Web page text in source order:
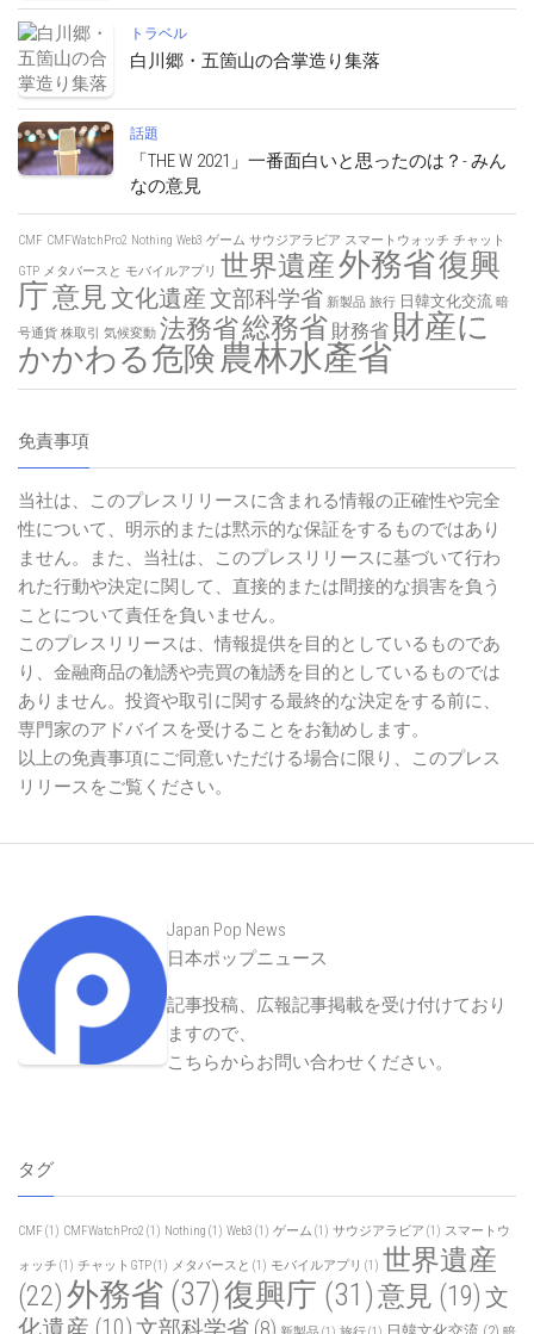
トラベル
白川郷・五箇山の合掌造り集落
話題
「THE W 2021」一番面白いと思ったのは？- みん
なの意見
CMF CMFWatchPro2 Nothing Web3 ゲーム サウジアラビア スマートウォッチ チャット
GTP メタバースと モバイルアプリ 世界遺産外務省復興
庁意見文化遺産文部科学省 新製品 旅行 日韓文化交流 暗
号通貨 株取引 気候変動 法務省総務省 財務省 財産に
かかわる危険農林水產省
免責事項
当社は、このプレスリリースに含まれる情報の正確性や完全
性について、明示的または黙示的な保証をするものではあり
ません。また、当社は、このプレスリリースに基づいて行わ
れた行動や決定に関して、直接的または間接的な損害を負う
ことについて責任を負いません。
このプレスリリースは、情報提供を目的としているものであ
り、金融商品の勧誘や売買の勧誘を目的としているものでは
ありません。投資や取引に関する最終的な決定をする前に、
専門家のアドバイスを受けることをお勧めします。
以上の免責事項にご同意いただける場合に限り、このプレス
リリースをご覧ください。
Japan Pop News
日本ポップニュース
記事投稿、広報記事掲載を受け付けており
ますので、
こちらからお問い合わせください。
タグ
CMF (1) CMFWatchPro2 (1) Nothing (1) Web3 (1) ゲーム (1) サウジアラビア (1) スマートウ
ォッチ (1) チャットGTP(1) メタバースと (1) モバイルアプリ (1) 世界遺産
(22)外務省 (37)復興庁 (31)意見 (19) 文
化遺産 (10)